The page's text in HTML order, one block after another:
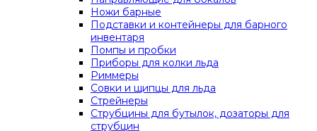
Ножи барные
Подставки и контейнеры для барного
инвентаря
Помпы и пробки
Приборы для колки льда
Риммеры
Совки и щипцы для льда
Стрейнеры
Струбцины для бутылок, дозаторы для
струбцин